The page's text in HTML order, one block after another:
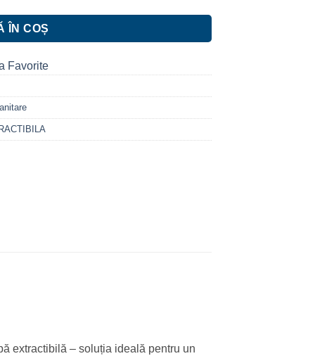
ÎN COȘ
Favorite
extractibilă – soluția ideală pentru un